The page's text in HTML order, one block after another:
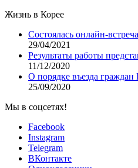
Жизнь в Корее
Состоялась онлайн-
29/04/2021
Результаты работы
11/12/2020
О порядке въезда
25/09/2020
Мы в соцсетях!
Facebook
Instagram
Telegram
ВКонтакте